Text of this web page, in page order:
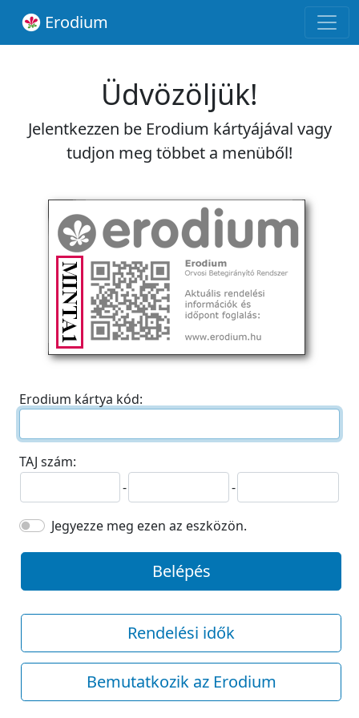
Erodium
Üdvözöljük!
Jelentkezzen be Erodium kártyájával vagy
tudjon meg többet a menüből!
Erodium kártya kód:
TAJ szám:
-
-
Jegyezze meg ezen az eszközön.
Belépés
Rendelési idők
Bemutatkozik az Erodium